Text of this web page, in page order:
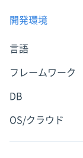
開発環境
言語
フレームワーク
DB
OS/クラウド